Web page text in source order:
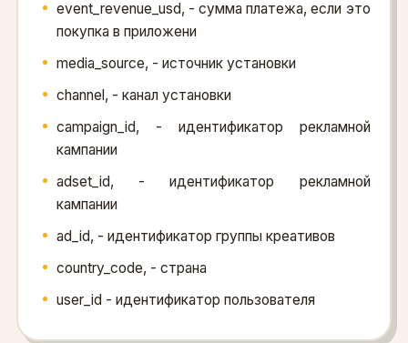
event_revenue_usd, - сумма платежа, если это
покупка в приложени
media_source, - источник установки
channel, - канал установки
campaign_id, - идентификатор рекламной
кампании
adset_id, - идентификатор рекламной
кампании
ad_id, - идентификатор группы креативов
country_code, - страна
user_id - идентификатор пользователя